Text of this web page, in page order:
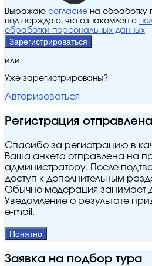
Выражаю согласие на обработку
подтверждаю, что ознакомлен с
обработки персональных данных
Зарегистрироваться
или
Уже зарегистрированы?
Авторизоваться
Регистрация
Спасибо за регистрацию в
Ваша анкета отправлена на
администратору. После
доступ к дополнительным
Обычно модерация занимает
Уведомление о результате
e‑mail.
Понятно
Заявка на подбор тура